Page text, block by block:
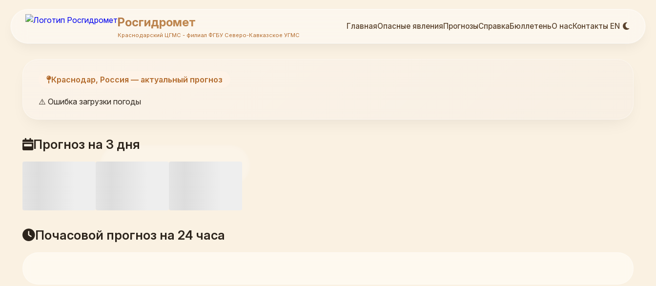
Росгидромет
Краснодарский ЦГМС - филиал ФГБУ Северо-Кавказское УГМС
ГлавнаяОпасные явленияПрогнозыСправкаБюллетеньО насКонтакты EN
Краснодар, Россия — актуальный прогноз
⚠️ Ошибка загрузки погоды
Прогноз на 3 дня
Почасовой прогноз на 24 часа